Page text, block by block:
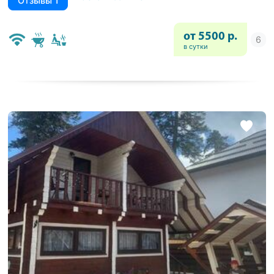
от 5500 р.
в сутки